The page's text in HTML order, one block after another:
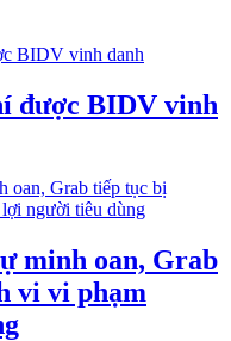
được BIDV vinh
minh oan, Grab
vi vi phạm